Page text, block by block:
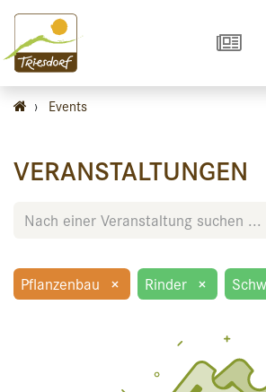
› Events
VERANSTALTUNGEN
Pflanzenbau × Rinder ×